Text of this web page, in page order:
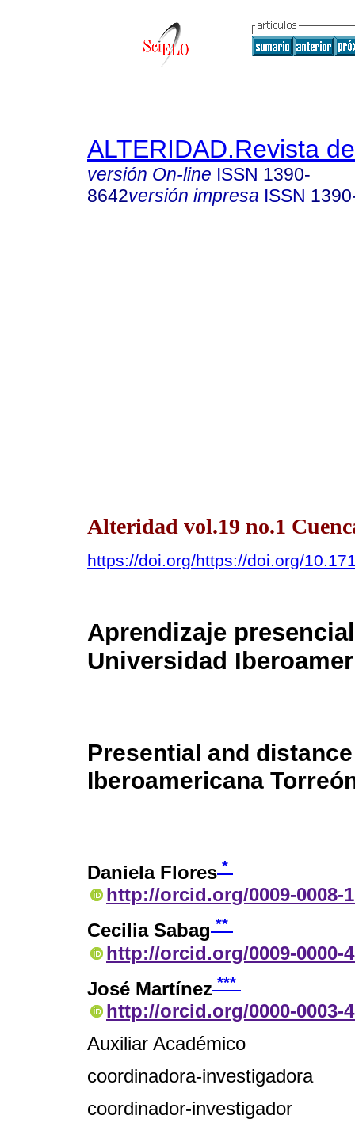
ALTERIDAD.Revista
versión On-line ISSN 1390-
8642versión impresa ISSN
Alteridad vol.19 no.1
https://doi.org/https://doi.org/
Aprendizaje
Universidad
Presential and
Iberoamericana
Daniela Flores *
http://orcid.org/0009-0008-
Cecilia Sabag **
http://orcid.org/0009-0000-
José Martínez ***
http://orcid.org/0000-0003-
Auxiliar Académico
coordinadora-investigadora
coordinador-investigador